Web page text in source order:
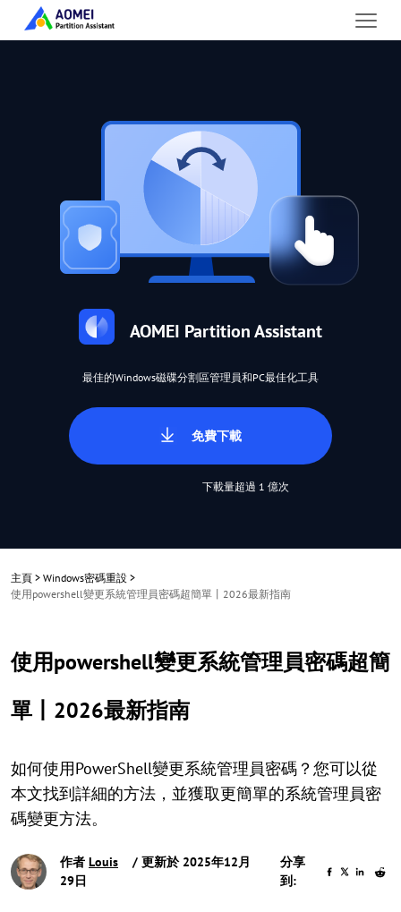
AOMEI Partition Assistant
最佳的Windows磁碟分割區管理員和PC最佳化工具
免費下載
下載量超過 1 億次
主頁 > Windows密碼重設 >
使用powershell變更系統管理員密碼超簡單丨2026最新指南
使用powershell變更系統管理員密碼超簡
單丨2026最新指南
如何使用PowerShell變更系統管理員密碼？您可以從
本文找到詳細的方法，並獲取更簡單的系統管理員密
碼變更方法。
作者 Louis
/ 更新於 2025年12月
29日
分享
到: